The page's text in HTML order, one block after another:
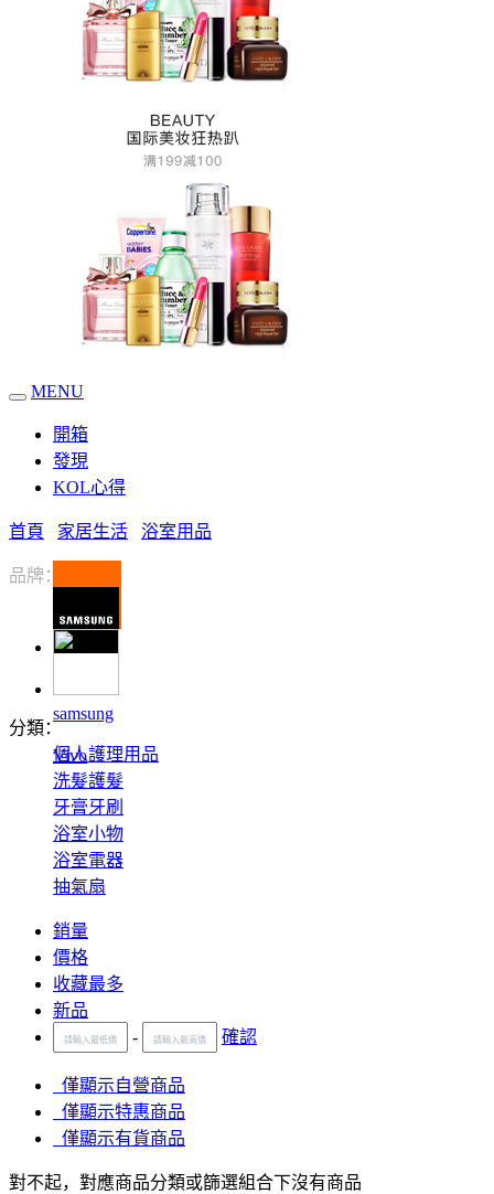
MENU
開箱
發現
KOL心得
首頁 家居生活 浴室用品
品牌：
samsung
Vivo
分類：
個人護理用品
洗髮護髮
牙膏牙刷
浴室小物
浴室電器
抽氣扇
銷量
價格
收藏最多
新品
-
確認
僅顯示自營商品
僅顯示特惠商品
僅顯示有貨商品
對不起，對應商品分類或篩選組合下沒有商品